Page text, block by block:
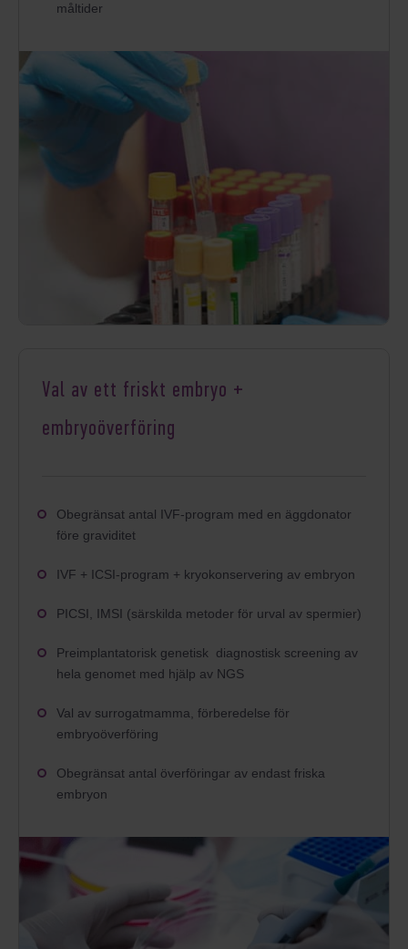
måltider
Val av ett friskt embryo +
embryoöverföring
Obegränsat antal IVF-program med en äggdonator
före graviditet
IVF + ICSI-program + kryokonservering av embryon
PICSI, IMSI (särskilda metoder för urval av spermier)
Preimplantatorisk genetisk diagnostisk screening av
hela genomet med hjälp av NGS
Val av surrogatmamma, förberedelse för
embryoöverföring
Obegränsat antal överföringar av endast friska
embryon